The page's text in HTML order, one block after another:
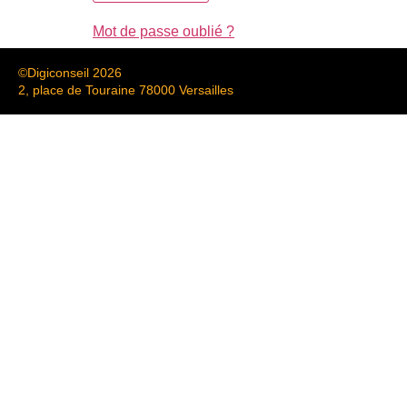
Mot de passe oublié ?
©Digiconseil 2026
2, place de Touraine 78000 Versailles